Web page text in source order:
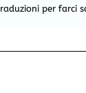
per farci